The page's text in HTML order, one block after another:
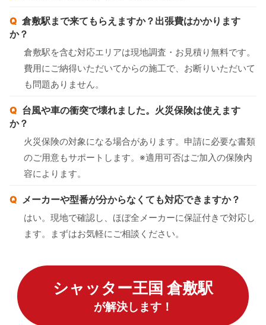
倉敷駅まで来てもらえますか？出張費はかかります
か？
倉敷駅を含む対応エリアは現地調査・お見積り無料です。
費用にご納得いただいてからの施工で、お断りいただいて
も問題ありません。
台風や車の衝突で壊れました。火災保険は使えます
か？
火災保険の対象になる場合があります。申請に必要な書類
のご用意もサポートします。※適用可否はご加入の保険内
容によります。
メーカーや型番が分からなくても対応できますか？
はい。現地で確認し、ほぼ全メーカーに保証付きで対応し
ます。まずはお気軽にご相談ください。
シャッター王国 倉敷駅
が解決します！